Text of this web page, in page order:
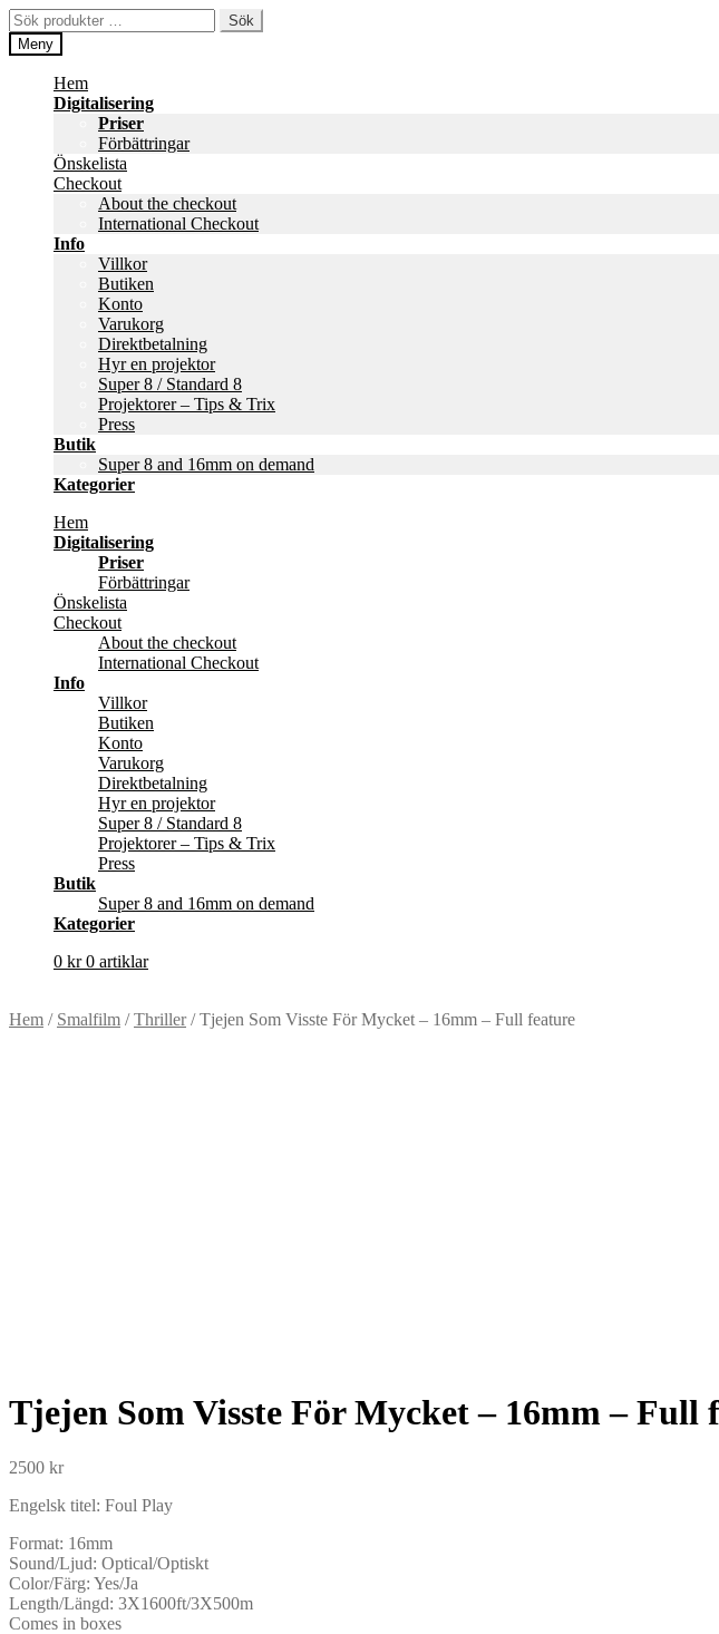
Hoppa
till
navigering
Hoppa
till
innehåll
Sök
efter:
Sök
Meny
Hem
Digitalisering
Priser
Förbättringar
Önskelista
Checkout
About the checkout
International Checkout
Info
Villkor
Butiken
Konto
Varukorg
Direktbetalning
Hyr en projektor
Super 8 / Standard 8
Projektorer – Tips & Trix
Press
Butik
Super 8 and 16mm on demand
Kategorier
Hem
Digitalisering
Priser
Förbättringar
Önskelista
Checkout
About the checkout
International Checkout
Info
Villkor
Butiken
Konto
Varukorg
Direktbetalning
Hyr en projektor
Super 8 / Standard 8
Projektorer – Tips & Trix
Press
Butik
Super 8 and 16mm on demand
Kategorier
0 kr 0 artiklar
Hem / Smalfilm /Thriller/Tjejen Som Visste För Mycket – 16mm – Full feature
Tjejen Som Visste För Mycket – 16mm – Full
2500 kr
Engelsk titel: Foul Play
Format: 16mm
Sound/Ljud: Optical/Optiskt
Color/Färg: Yes/Ja
Length/Längd: 3X1600ft/3X500m
Comes in boxes